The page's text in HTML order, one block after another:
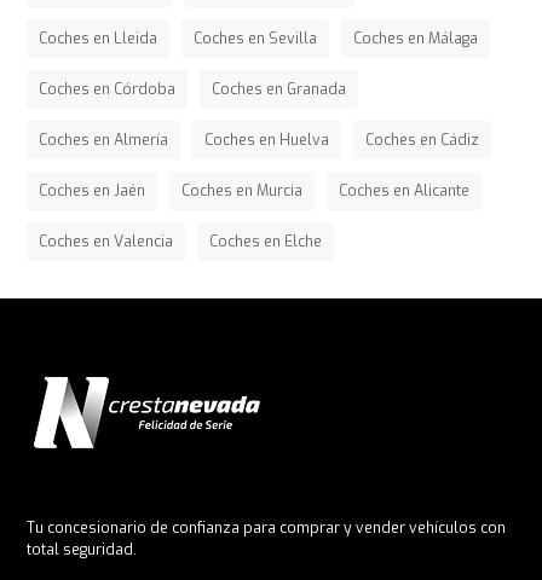
Coches en Lleida Coches en Sevilla Coches en Málaga
Coches en Córdoba Coches en Granada
Coches en Almería Coches en Huelva Coches en Cádiz
Coches en Jaén Coches en Murcia Coches en Alicante
Coches en Valencia Coches en Elche
Tu concesionario de confianza para comprar y vender vehículos con
total seguridad.